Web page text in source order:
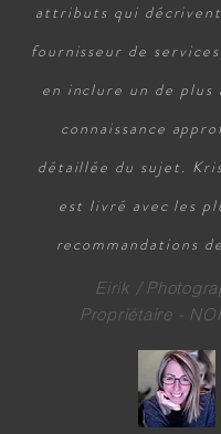
attributs qui
fournisseur de
en inclure un de
connaissance
détaillée du sujet.
est livré avec les
recommandations
Eirik /
Propriétaire -